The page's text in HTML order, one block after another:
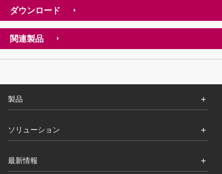
ダウンロード
関連製品
製品
ソリューション
最新情報